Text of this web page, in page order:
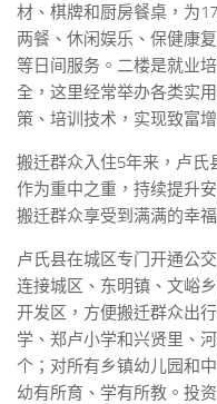
材、棋牌和厨房餐桌，为
两餐、休闲娱乐、保健康
等日间服务。二楼是就业
全，这里经常举办各类实
策、培训技术，实现致富增
搬迁群众入住5年来，卢氏
作为重中之重，持续提升
搬迁群众享受到满满的幸福
卢氏县在城区专门开通公
连接城区、东明镇、文峪
开发区，方便搬迁群众出
学、郑卢小学和兴贤里、
个；对所有乡镇幼儿园和
幼有所育、学有所教。投